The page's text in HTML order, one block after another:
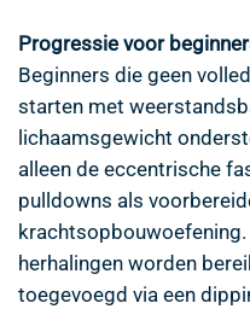
Progressie voor
Beginners die geen
starten met
lichaamsgewicht
alleen de eccentrische
pulldowns als
herhalingen worden
toegevoegd via een